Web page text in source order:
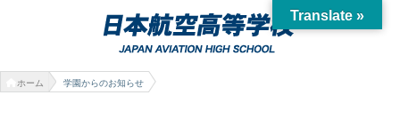
ホーム 学園からのお知らせ
Translate »